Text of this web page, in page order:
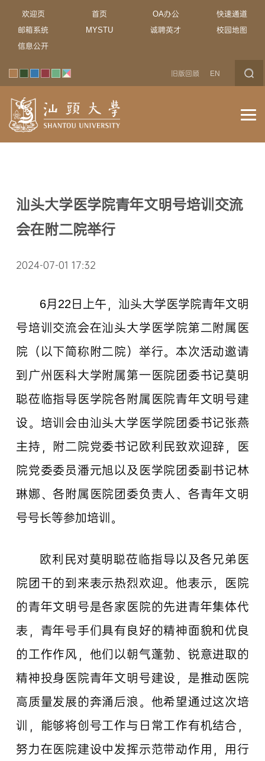
欢迎页 首页 OA办公
快速通道
邮箱系统
MYSTU 诚聘英才
校园地图
信息公开
旧版回顾 EN
汕头大学医学院青年文明号培训交流
会在附二院举行
2024-07-01 17:32
6月22日上午，汕头大学医学院青年文明
号培训交流会在汕头大学医学院第二附属医
院（以下简称附二院）举行。本次活动邀请
到广州医科大学附属第一医院团委书记莫明
聪莅临指导医学院各附属医院青年文明号建
设。培训会由汕头大学医学院团委书记张燕
主持，附二院党委书记欧利民致欢迎辞，医
院党委委员潘元旭以及医学院团委副书记林
琳娜、各附属医院团委负责人、各青年文明
号号长等参加培训。
欧利民对莫明聪莅临指导以及各兄弟医
院团干的到来表示热烈欢迎。他表示，医院
的青年文明号是各家医院的先进青年集体代
表，青年号手们具有良好的精神面貌和优良
的工作作风，他们以朝气蓬勃、锐意进取的
精神投身医院青年文明号建设，是推动医院
高质量发展的奔涌后浪。他希望通过这次培
训，能够将创号工作与日常工作有机结合，
努力在医院建设中发挥示范带动作用，用行